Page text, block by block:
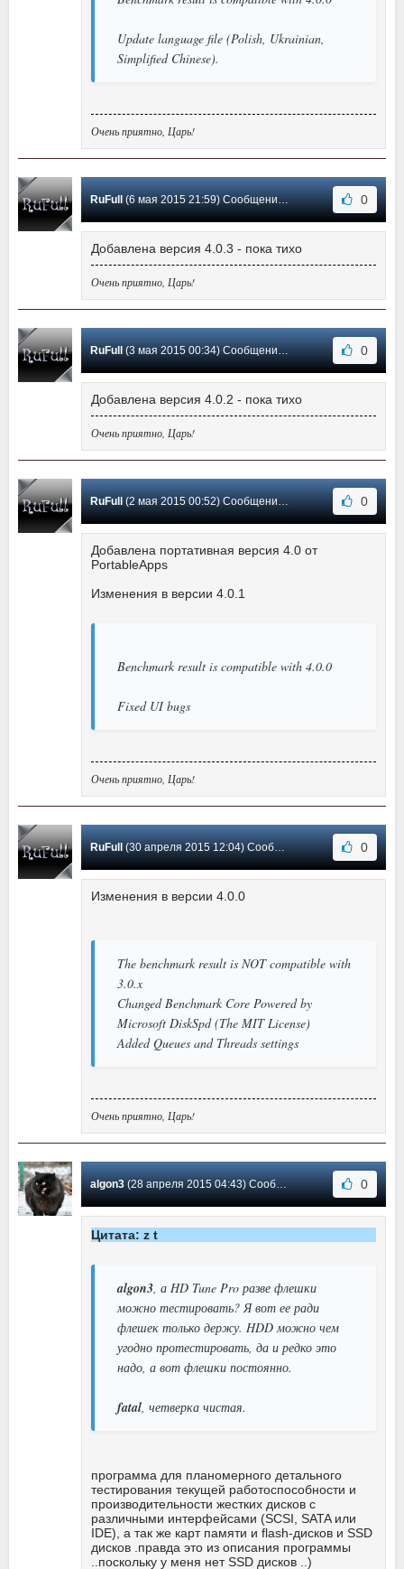
Update language file (Polish, Ukrainian,
Simplified Chinese).
Очень приятно, Царь!
RuFull(6 мая 2015 21:59) Сообщение #57 0
Добавлена версия 4.0.3 - пока тихо
Очень приятно, Царь!
RuFull(3 мая 2015 00:34) Сообщение #56 0
Добавлена версия 4.0.2 - пока тихо
Очень приятно, Царь!
RuFull(2 мая 2015 00:52) Сообщение #55 0
Добавлена портативная версия 4.0 от
PortableApps
Изменения в версии 4.0.1
Benchmark result is compatible with 4.0.0
Fixed UI bugs
Очень приятно, Царь!
RuFull(30 апреля 2015 12:04) Сообщение #54 0
Изменения в версии 4.0.0
The benchmark result is NOT compatible with
3.0.x
Changed Benchmark Core Powered by
Microsoft DiskSpd (The MIT License)
Added Queues and Threads settings
Очень приятно, Царь!
algon3(28 апреля 2015 04:43) Сообщение #53 0
Цитата: z t
algon3 , а HD Tune Pro разве флешки
можно тестировать? Я вот ее ради
флешек только держу. HDD можно чем
угодно протестировать, да и редко это
надо, а вот флешки постоянно.
fatal , четверка чистая.
программа для планомерного детального
тестирования текущей работоспособности и
производительности жестких дисков с
различными интерфейсами (SCSI, SATA или
IDE), а так же карт памяти и flash-дисков и SSD
дисков .правда это из описания программы
..поскольку у меня нет SSD дисков ..)